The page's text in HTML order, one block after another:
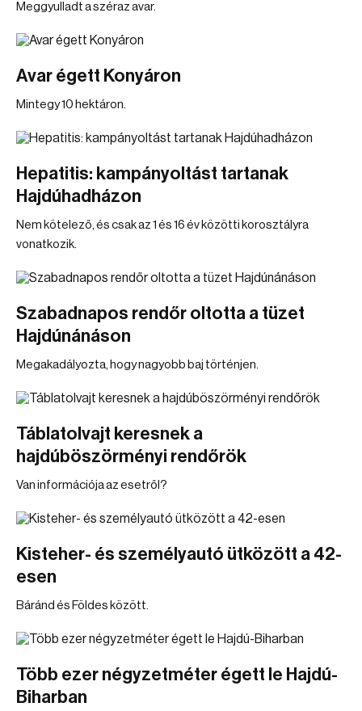
Meggyulladt a széraz avar.
Avar égett Konyáron
Mintegy 10 hektáron.
Hepatitis: kampányoltást tartanak
Hajdúhadházon
Nem kötelező, és csak az 1 és 16 év közötti korosztályra
vonatkozik.
Szabadnapos rendőr oltotta a tüzet
Hajdúnánáson
Megakadályozta, hogy nagyobb baj történjen.
Táblatolvajt keresnek a
hajdúböszörményi rendőrök
Van információja az esetről?
Kisteher- és személyautó ütközött a 42-
esen
Báránd és Földes között.
Több ezer négyzetméter égett le Hajdú-
Biharban